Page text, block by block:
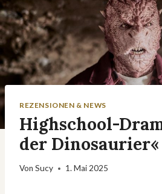
REZENSIONEN & NEWS
Highschool-
der Dinosaurier«
Von Sucy 1. Mai 2025